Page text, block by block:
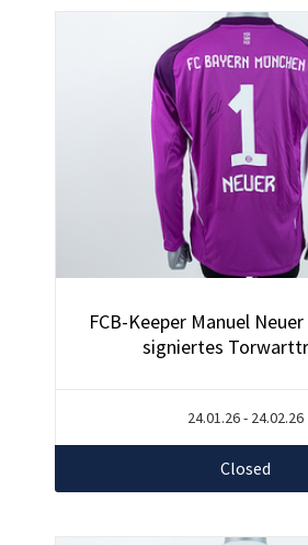
FCB-Keeper Manuel
signiertes
24.01.26 - 24.02.26
Closed